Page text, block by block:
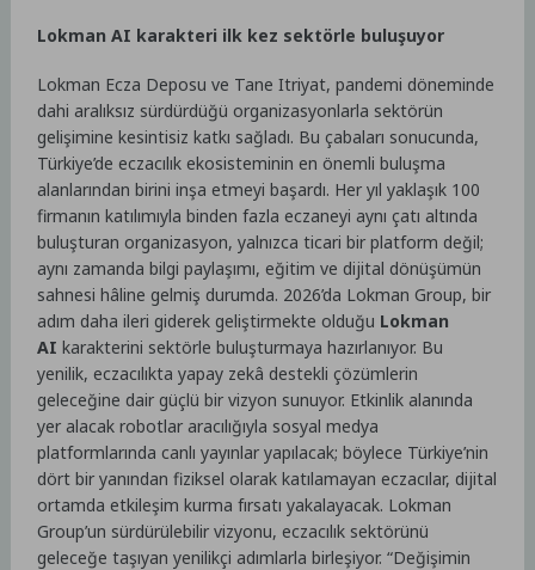
Lokman AI karakteri ilk kez sektörle buluşuyor
Lokman Ecza Deposu ve Tane Itriyat, pandemi döneminde
dahi aralıksız sürdürdüğü organizasyonlarla sektörün
gelişimine kesintisiz katkı sağladı. Bu çabaları sonucunda,
Türkiye’de eczacılık ekosisteminin en önemli buluşma
alanlarından birini inşa etmeyi başardı. Her yıl yaklaşık 100
firmanın katılımıyla binden fazla eczaneyi aynı çatı altında
buluşturan organizasyon, yalnızca ticari bir platform değil;
aynı zamanda bilgi paylaşımı, eğitim ve dijital dönüşümün
sahnesi hâline gelmiş durumda. 2026’da Lokman Group, bir
adım daha ileri giderek geliştirmekte olduğu Lokman
AIkarakterini sektörle buluşturmaya hazırlanıyor. Bu
yenilik, eczacılıkta yapay zekâ destekli çözümlerin
geleceğine dair güçlü bir vizyon sunuyor. Etkinlik alanında
yer alacak robotlar aracılığıyla sosyal medya
platformlarında canlı yayınlar yapılacak; böylece Türkiye’nin
dört bir yanından fiziksel olarak katılamayan eczacılar, dijital
ortamda etkileşim kurma fırsatı yakalayacak. Lokman
Group’un sürdürülebilir vizyonu, eczacılık sektörünü
geleceğe taşıyan yenilikçi adımlarla birleşiyor. “Değişimin